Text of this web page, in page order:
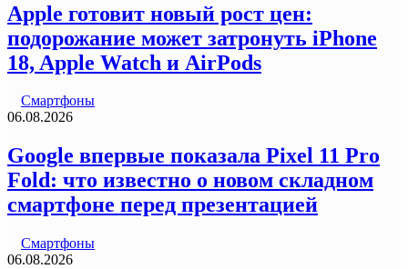
Apple готовит новый рост цен:
подорожание может затронуть iPhone
18, Apple Watch и AirPods
Смартфоны
06.08.2026
Google впервые показала Pixel 11 Pro
Fold: что известно о новом складном
смартфоне перед презентацией
Смартфоны
06.08.2026